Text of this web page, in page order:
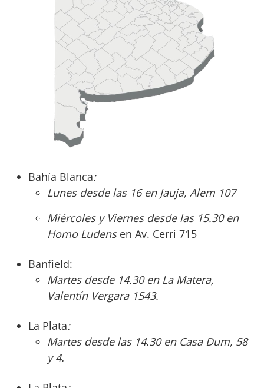
Bahía Blanca:
Lunes desde las 16 en Jauja, Alem 107
Miércoles y Viernes desde las 15.30 en
Homo Ludensen Av. Cerri 715
Banfield:
Martes desde 14.30 en La Matera,
Valentín Vergara 1543.
La Plata:
Martes desde las 14.30 en Casa Dum, 58
y 4.